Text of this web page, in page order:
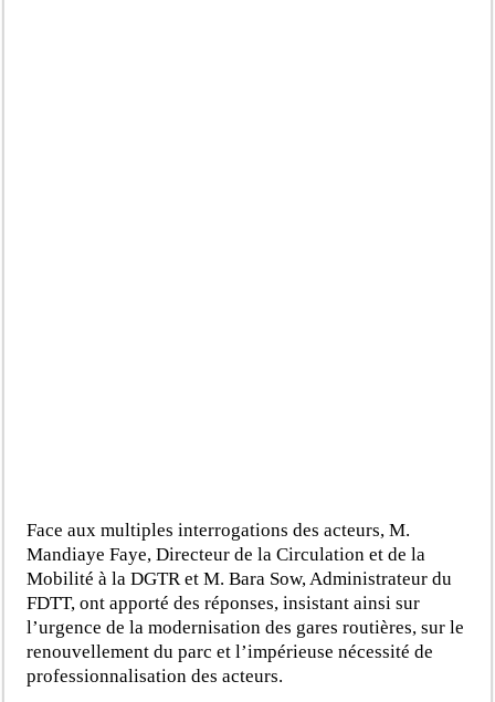
Face aux multiples interrogations des acteurs, M.
Mandiaye Faye, Directeur de la Circulation et de la
Mobilité à la DGTR et M. Bara Sow, Administrateur du
FDTT, ont apporté des réponses, insistant ainsi sur
l’urgence de la modernisation des gares routières, sur le
renouvellement du parc et l’impérieuse nécessité de
professionnalisation des acteurs.